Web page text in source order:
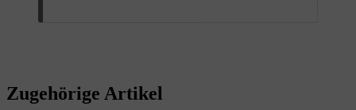
Zugehörige Artikel